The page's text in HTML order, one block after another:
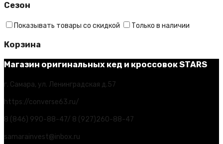
Сезон
Показывать товары со скидкой Только в наличии
Корзина
Магазин оригинальных кед и кроссовок STARS
г. Самара, ул. Ленинградская д.57
https://converse63.ru/
8 (846) 990-88-47/ 8 (927)260-88-47
samarainvest@inbox.ru